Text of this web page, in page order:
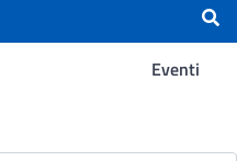
Eventi
-